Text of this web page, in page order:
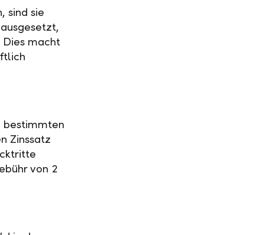
sind sie
Dies macht
bestimmten
Zinssatz
von 2